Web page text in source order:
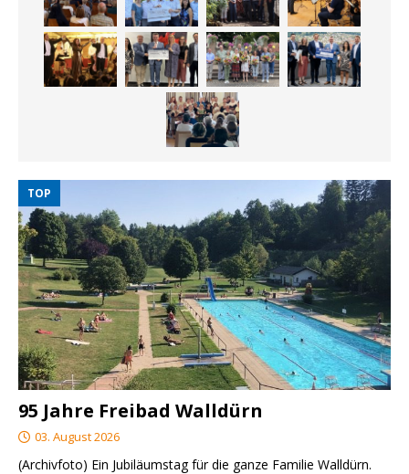
TOP
95 Jahre Freibad Walldürn
03. August 2026
(Archivfoto) Ein Jubiläumstag für die ganze Familie Walldürn.